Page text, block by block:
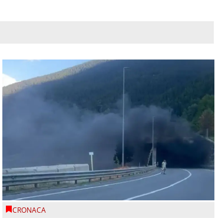
CRONACA